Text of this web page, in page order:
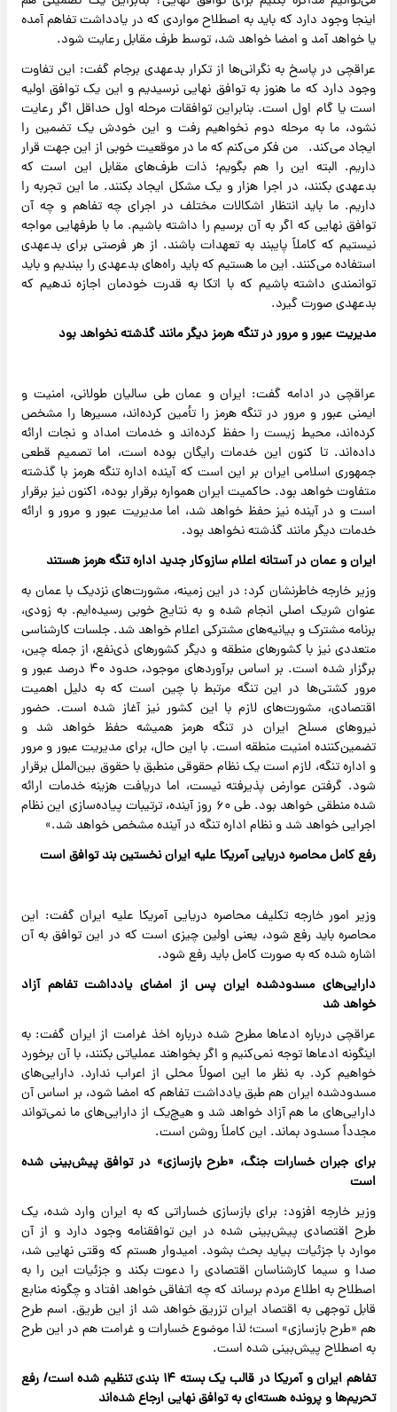
اینجا وجود دارد که باید به اصطلاح مواردی که در یادداشت تفاهم آمده
یا خواهد آمد و امضا خواهد شد، توسط طرف مقابل رعایت شود.
عراقچی در پاسخ به نگرانی‌ها از تکرار بدعهدی برجام گفت: این تفاوت
وجود دارد که ما هنوز به توافق نهایی نرسیدیم و این یک توافق اولیه
است یا گام اول است. بنابراین توافقات مرحله اول حداقل اگر رعایت
نشود، ما به مرحله دوم نخواهیم رفت و این خودش یک تضمین را
ایجاد می‌کند. من فکر می‌کنم که ما در موقعیت خوبی از این جهت قرار
داریم. البته این را هم بگویم؛ ذات طرف‌های مقابل این است که
بدعهدی بکنند، در اجرا هزار و یک مشکل ایجاد بکنند. ما این تجربه را
داریم. ما باید انتظار اشکالات مختلف در اجرای چه تفاهم و چه آن
توافق نهایی که اگر به آن برسیم را داشته باشیم. ما با طرفهایی مواجه
نیستیم که کاملاً پایبند به تعهدات باشند. از هر فرصتی برای بدعهدی
استفاده می‌کنند. این ما هستیم که باید راه‌های بدعهدی را ببندیم و باید
توانمندی داشته باشیم که با اتکا به قدرت خودمان اجازه ندهیم که
بدعهدی صورت گیرد.
مدیریت عبور و مرور در تنگه هرمز دیگر مانند گذشته نخواهد بود
عراقچی در ادامه گفت: ایران و عمان طی سالیان طولانی، امنیت و
ایمنی عبور و مرور در تنگه هرمز را تأمین کرده‌اند، مسیرها را مشخص
کرده‌اند، محیط زیست را حفظ کرده‌اند و خدمات امداد و نجات ارائه
داده‌اند. تا کنون این خدمات رایگان بوده است، اما تصمیم قطعی
جمهوری اسلامی ایران بر این است که آینده اداره تنگه هرمز با گذشته
متفاوت خواهد بود. حاکمیت ایران همواره برقرار بوده، اکنون نیز برقرار
است و در آینده نیز حفظ خواهد شد، اما مدیریت عبور و مرور و ارائه
خدمات دیگر مانند گذشته نخواهد بود.
ایران و عمان در آستانه اعلام سازوکار جدید اداره تنگه هرمز هستند
وزیر خارجه خاطرنشان کرد: در این زمینه، مشورت‌های نزدیک با عمان به
عنوان شریک اصلی انجام شده و به نتایج خوبی رسیده‌ایم. به زودی،
برنامه مشترک و بیانیه‌های مشترکی اعلام خواهد شد. جلسات کارشناسی
متعددی نیز با کشورهای منطقه و دیگر کشورهای ذی‌نفع، از جمله چین،
برگزار شده است. بر اساس برآوردهای موجود، حدود ۴۰ درصد عبور و
مرور کشتی‌ها در این تنگه مرتبط با چین است که به دلیل اهمیت
اقتصادی، مشورت‌های لازم با این کشور نیز آغاز شده است. حضور
نیروهای مسلح ایران در تنگه هرمز همیشه حفظ خواهد شد و
تضمین‌کننده امنیت منطقه است. با این حال، برای مدیریت عبور و مرور
و اداره تنگه، لازم است یک نظام حقوقی منطبق با حقوق بین‌الملل برقرار
شود. گرفتن عوارض پذیرفته نیست، اما دریافت هزینه خدمات ارائه
شده منطقی خواهد بود. طی ۶۰ روز آینده، ترتیبات پیاده‌سازی این نظام
اجرایی خواهد شد و نظام اداره تنگه در آینده مشخص خواهد شد.»
رفع کامل محاصره دریایی آمریکا علیه ایران نخستین بند توافق است
وزیر امور خارجه تکلیف محاصره دریایی آمریکا علیه ایران گفت: این
محاصره باید رفع شود، یعنی اولین چیزی است که در این توافق به آن
اشاره شده که به صورت کامل باید رفع شود.
دارایی‌های مسدودشده ایران پس از امضای یادداشت تفاهم آزاد
خواهد شد
عراقچی درباره ادعاها مطرح شده درباره اخذ غرامت از ایران گفت: به
اینگونه ادعاها توجه نمی‌کنیم و اگر بخواهند عملیاتی بکنند، با آن برخورد
خواهیم کرد. به نظر ما این اصولاً محلی از اعراب ندارد. دارایی‌های
مسدودشده ایران هم طبق یادداشت تفاهم که امضا شود، بر اساس آن
دارایی‌های ما هم آزاد خواهد شد و هیچ‌یک از دارایی‌های ما نمی‌تواند
مجدداً مسدود بماند. این کاملاً روشن است.
برای جبران خسارات جنگ، «طرح بازسازی» در توافق پیش‌بینی شده
است
وزیر خارجه افزود: برای بازسازی خساراتی که به ایران وارد شده، یک
طرح اقتصادی پیش‌بینی شده در این توافقنامه وجود دارد و از آن
موارد با جزئیات بیاید بحث بشود. امیدوار هستم که وقتی نهایی شد،
صدا و سیما کارشناسان اقتصادی را دعوت بکند و جزئیات این را به
اصطلاح به اطلاع مردم برساند که چه اتفاقی خواهد افتاد و چگونه منابع
قابل توجهی به اقتصاد ایران تزریق خواهد شد از این طریق. اسم طرح
هم «طرح بازسازی» است؛ لذا موضوع خسارات و غرامت هم در این طرح
به اصطلاح پیش‌بینی شده است.
تفاهم ایران و آمریکا در قالب یک بسته ۱۴ بندی تنظیم شده است/ رفع
تحریم‌ها و پرونده هسته‌ای به توافق نهایی ارجاع شده‌اند